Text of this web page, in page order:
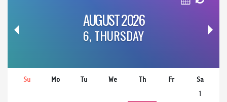
AUGUST 2026
6, THURSDAY
Su Mo Tu We Th Fr
Sa
1